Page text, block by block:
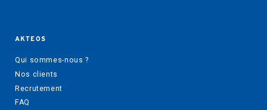
AKTEOS
Qui sommes-nous ?
Nos clients
Recrutement
FAQ